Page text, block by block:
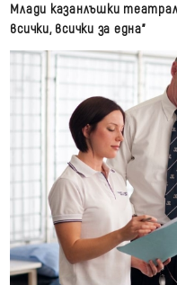
Млади казанлъшки
всички, всички за една"